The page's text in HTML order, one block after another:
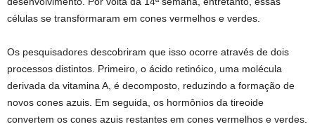
células se transformaram em cones vermelhos e verdes.
Os pesquisadores descobriram que isso ocorre através de dois
processos distintos. Primeiro, o ácido retinóico, uma molécula
derivada da vitamina A, é decomposto, reduzindo a formação de
novos cones azuis. Em seguida, os hormônios da tireoide
convertem os cones azuis restantes em cones vermelhos e verdes.